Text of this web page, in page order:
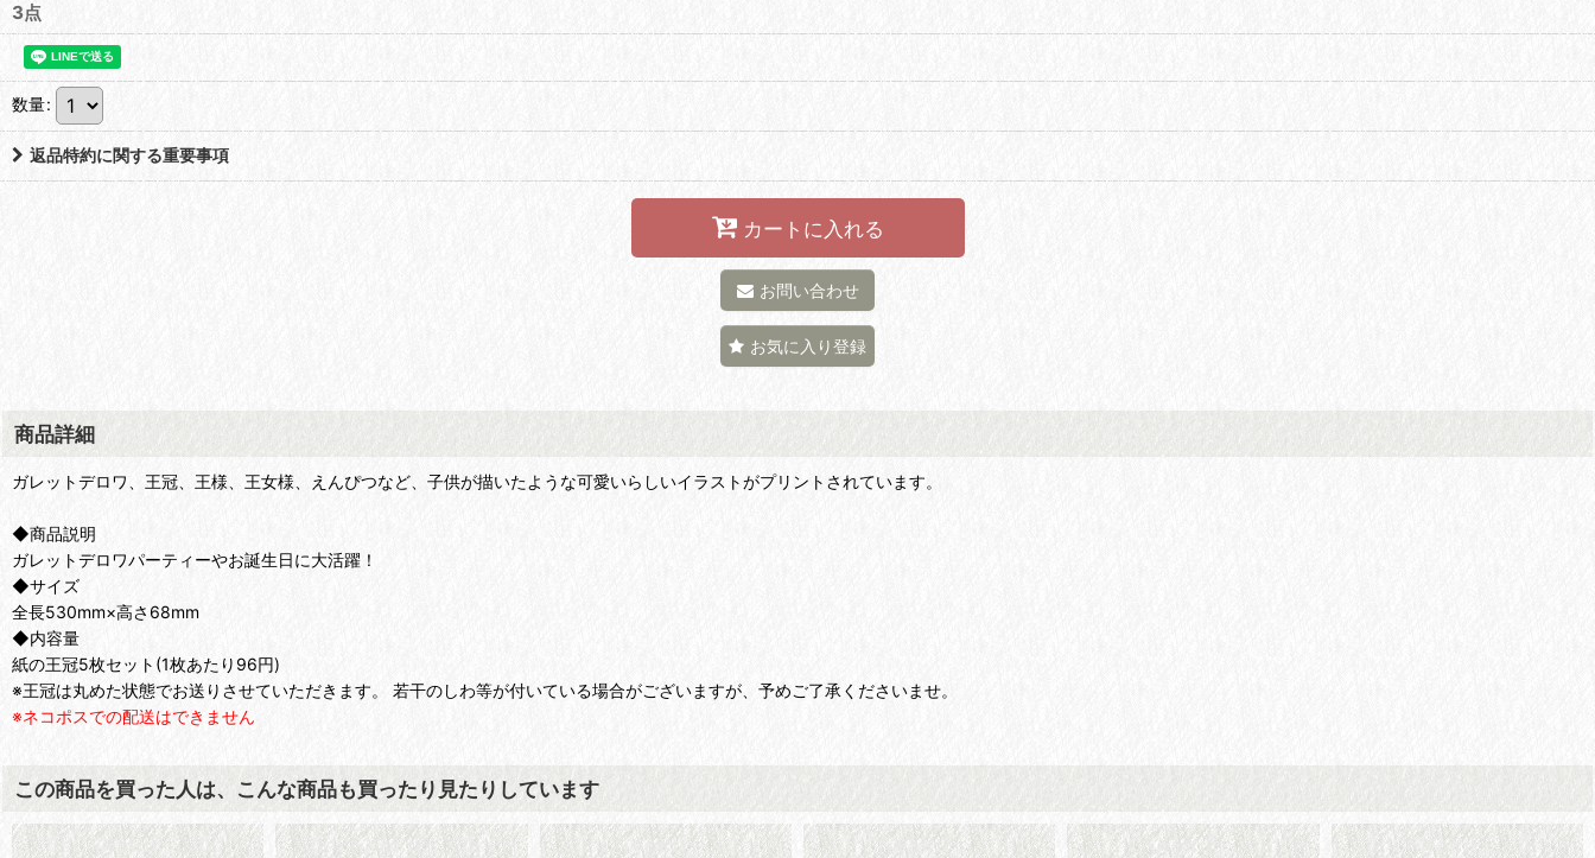
3点
数量:
返品特約に関する重要事項
カートに入れる
お問い合わせ
お気に入り登録
商品詳細
ガレットデロワ、王冠、王様、王女様、えんぴつなど、子供が描いたような可愛いらしいイラストがプリントされています。
◆商品説明
ガレットデロワパーティーやお誕生日に大活躍！
◆サイズ
全長530mm×高さ68mm
◆内容量
紙の王冠5枚セット(1枚あたり96円)
※王冠は丸めた状態でお送りさせていただきます。 若干のしわ等が付いている場合がございますが、予めご了承くださいませ。
※ネコポスでの配送はできません
この商品を買った人は、こんな商品も買ったり見たりしています